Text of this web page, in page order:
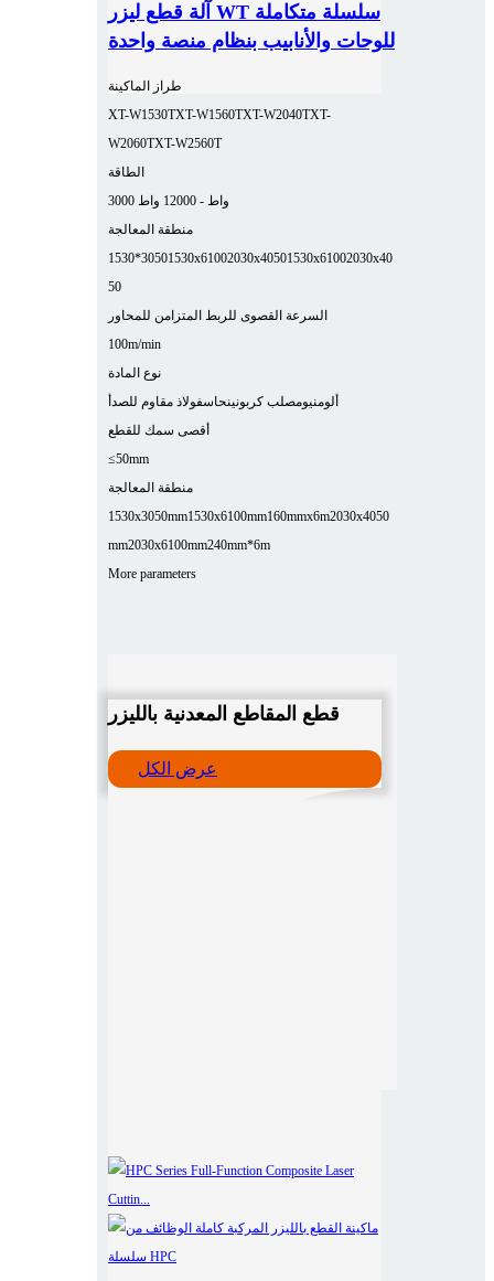
آلة قطع ليزر WT سلسلة متكاملة
للوحات والأنابيب بنظام منصة واحدة
طراز الماكينة
XT-W1530TXT-W1560TXT-W2040TXT-
W2060TXT-W2560T
الطاقة
3000 واط - 12000 واط
منطقة المعالجة
1530*30501530x61002030x40501530x61002030x40
50
السرعة القصوى للربط المتزامن للمحاور
100m/min
نوع المادة
ألومنيومصلب كربونينحاسفولاذ مقاوم للصدأ
أقصى سمك للقطع
≤50mm
منطقة المعالجة
1530x3050mm1530x6100mm160mmx6m2030x4050
mm2030x6100mm240mm*6m
More parameters
قطع المقاطع المعدنية بالليزر
عرض الكل